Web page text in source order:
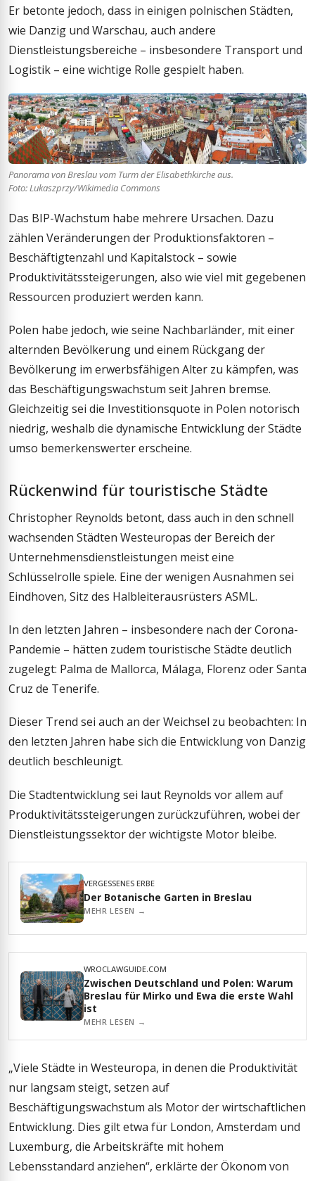
Er betonte jedoch, dass in einigen polnischen Städten,
wie Danzig und Warschau, auch andere
Dienstleistungsbereiche – insbesondere Transport und
Logistik – eine wichtige Rolle gespielt haben.
Panorama von Breslau vom Turm der Elisabethkirche aus.
Foto: Lukaszprzy/Wikimedia Commons
Das BIP-Wachstum habe mehrere Ursachen. Dazu
zählen Veränderungen der Produktionsfaktoren –
Beschäftigtenzahl und Kapitalstock – sowie
Produktivitätssteigerungen, also wie viel mit gegebenen
Ressourcen produziert werden kann.
Polen habe jedoch, wie seine Nachbarländer, mit einer
alternden Bevölkerung und einem Rückgang der
Bevölkerung im erwerbsfähigen Alter zu kämpfen, was
das Beschäftigungswachstum seit Jahren bremse.
Gleichzeitig sei die Investitionsquote in Polen notorisch
niedrig, weshalb die dynamische Entwicklung der Städte
umso bemerkenswerter erscheine.
Rückenwind für touristische Städte
Christopher Reynolds betont, dass auch in den schnell
wachsenden Städten Westeuropas der Bereich der
Unternehmensdienstleistungen meist eine
Schlüsselrolle spiele. Eine der wenigen Ausnahmen sei
Eindhoven, Sitz des Halbleiterausrüsters ASML.
In den letzten Jahren – insbesondere nach der Corona-
Pandemie – hätten zudem touristische Städte deutlich
zugelegt: Palma de Mallorca, Málaga, Florenz oder Santa
Cruz de Tenerife.
Dieser Trend sei auch an der Weichsel zu beobachten: In
den letzten Jahren habe sich die Entwicklung von Danzig
deutlich beschleunigt.
Die Stadtentwicklung sei laut Reynolds vor allem auf
Produktivitätssteigerungen zurückzuführen, wobei der
Dienstleistungssektor der wichtigste Motor bleibe.
VERGESSENES ERBE
Der Botanische Garten in Breslau
MEHR LESEN →
WROCLAWGUIDE.COM
Zwischen Deutschland und Polen: Warum
Breslau für Mirko und Ewa die erste Wahl
ist
MEHR LESEN →
„Viele Städte in Westeuropa, in denen die Produktivität
nur langsam steigt, setzen auf
Beschäftigungswachstum als Motor der wirtschaftlichen
Entwicklung. Dies gilt etwa für London, Amsterdam und
Luxemburg, die Arbeitskräfte mit hohem
Lebensstandard anziehen“, erklärte der Ökonom von